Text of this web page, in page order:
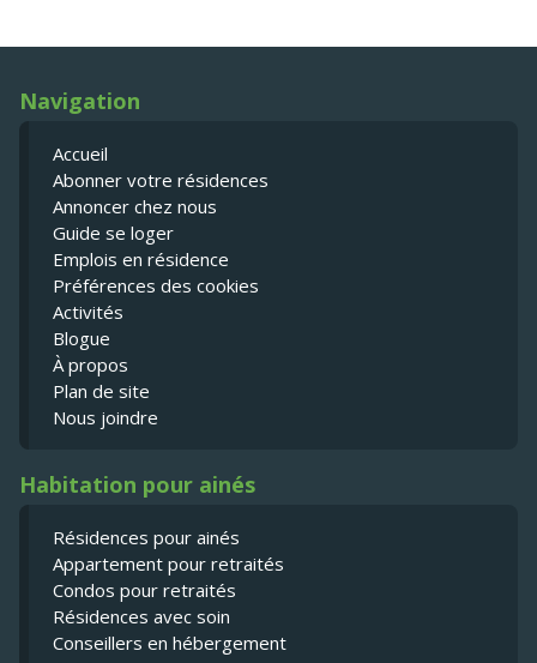
Navigation
Accueil
Abonner votre résidences
Annoncer chez nous
Guide se loger
Emplois en résidence
Préférences des cookies
Activités
Blogue
À propos
Plan de site
Nous joindre
Habitation pour ainés
Résidences pour ainés
Appartement pour retraités
Condos pour retraités
Résidences avec soin
Conseillers en hébergement